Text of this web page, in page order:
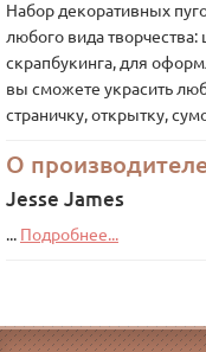
Набор декоративных
любого вида
скрапбукинга, для
вы сможете украсить
страничку, открытку,
О
Jesse James
... Подробнее...